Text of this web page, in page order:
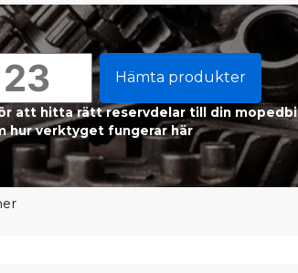
Hämta produkter
att hitta rätt reservdelar till din
hur verktyget fungerar här